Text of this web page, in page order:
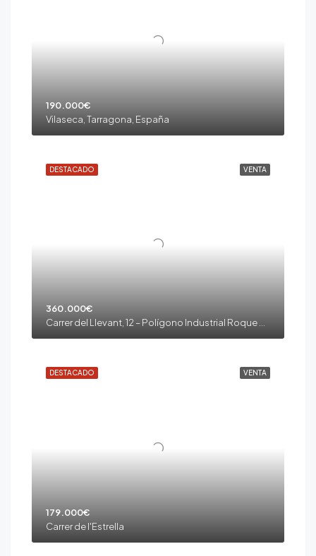
190.000€
Vilaseca, Tarragona, España
VENTA
DESTACADO
360.000€
VENTA
DESTACADO
179.000€
Carrer de l'Estrella